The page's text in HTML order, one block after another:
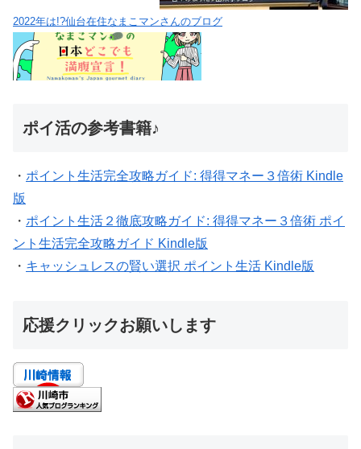
2022年は!?仙台在住なまこマンさんのブログ
ポイ活の参考書籍♪
・ ポイント生活完全攻略ガイド: 得得マネー３倍術 Kindle
版
・ ポイント生活２徹底攻略ガイド: 得得マネー３倍術 ポイ
ント生活完全攻略ガイド Kindle版
・ キャッシュレスの賢い選択 ポイント生活 Kindle版
応援クリックお願いします